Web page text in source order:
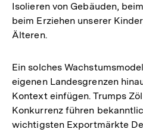
Isolieren von Gebäuden,
beim Erziehen unserer
Älteren.
Ein solches
eigenen Landesgrenzen
Kontext einfügen. Trumps
Konkurrenz führen
wichtigsten Exportmärkte